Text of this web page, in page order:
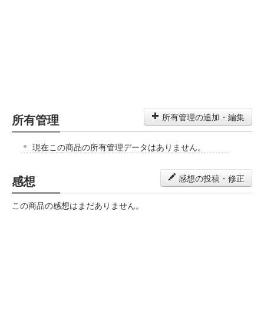
所有管理 所有管理の追加・編集
現在この商品の所有管理データはありません。
感想 感想の投稿・修正
この商品の感想はまだありません。